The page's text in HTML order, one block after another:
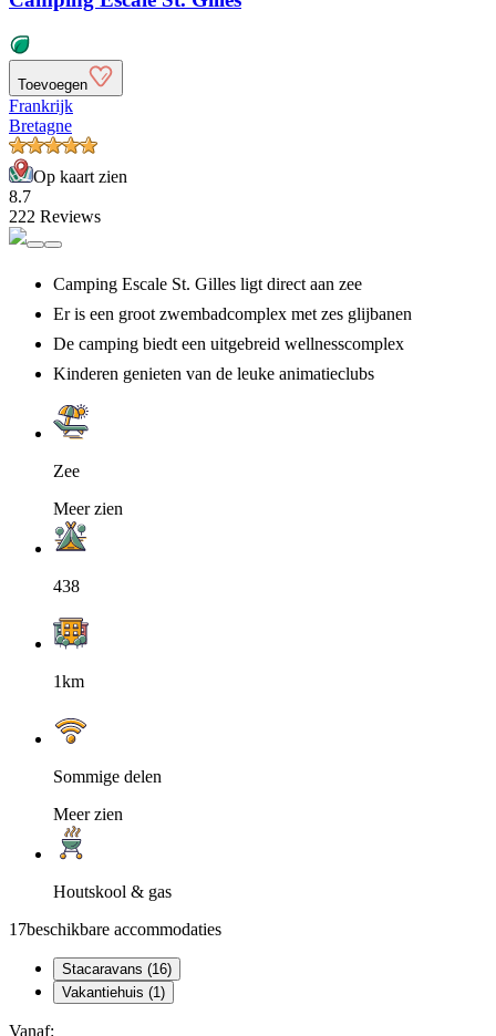
Toevoegen
Frankrijk
Bretagne
Op kaart zien
8.7
222 Reviews
Camping Escale St. Gilles ligt direct aan zee
Er is een groot zwembadcomplex met zes glijbanen
De camping biedt een uitgebreid wellnesscomplex
Kinderen genieten van de leuke animatieclubs
Zee
Meer zien
438
1km
Sommige delen
Meer zien
Houtskool & gas
17beschikbare accommodaties
Stacaravans (16)
Vakantiehuis (1)
Vanaf: